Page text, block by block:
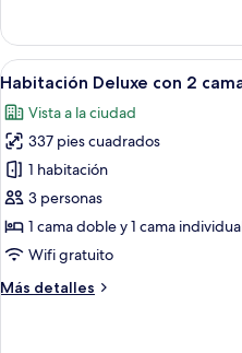
doble
Deluxe
Abrir
todas
las
fotos
de
Habitación
Deluxe
con
camas
7
Habitación Deluxe con 2
Vista a la ciudad
337 pies cuadrados
1 habitación
3 personas
1 cama doble y 1 cama
Wifi gratuito
Más detalles
Más